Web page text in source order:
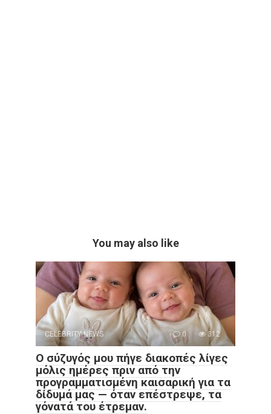
You may also like
CELEBRITY NEWS 0 312
Ο σύζυγός μου πήγε διακοπές λίγες
μόλις ημέρες πριν από την
προγραμματισμένη καισαρική για τα
δίδυμά μας — όταν επέστρεψε, τα
γόνατά του έτρεμαν.